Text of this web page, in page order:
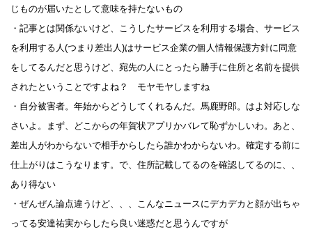
じものが届いたとして意味を持たないもの
・記事とは関係ないけど、こうしたサービスを利用する場合、サービス
を利用する人(つまり差出人)はサービス企業の個人情報保護方針に同意
をしてるんだと思うけど、宛先の人にとったら勝手に住所と名前を提供
されたということですよね？ モヤモヤしますね
・自分被害者。年始からどうしてくれるんだ。馬鹿野郎。はよ対応しな
さいよ。まず、どこからの年賀状アプリかバレて恥ずかしいわ。あと、
差出人がわからないで相手からしたら誰かわからないわ。確定する前に
仕上がりはこうなります。で、住所記載してるのを確認してるのに、、
あり得ない
・ぜんぜん論点違うけど、、、こんなニュースにデカデカと顔が出ちゃ
ってる安達祐実からしたら良い迷惑だと思うんですが